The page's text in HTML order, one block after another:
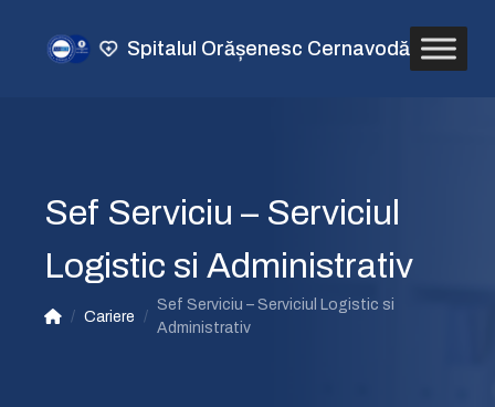
Spitalul Orășenesc Cernavodă
Sef Serviciu – Serviciul
Logistic si Administrativ
/ Cariere /
Sef Serviciu – Serviciul Logistic si
Administrativ